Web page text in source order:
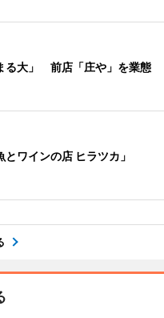
る大」 前店「庄や」を業態
とワインの店 ヒラツカ」